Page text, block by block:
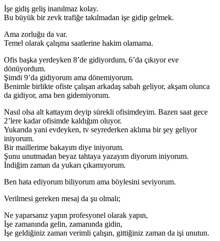
İşe gidiş geliş inanılmaz kolay.
Bu büyük bir zevk trafiğe takılmadan işe gidip gelmek.
Ama zorluğu da var.
Temel olarak çalışma saatlerine hakim olamama.
Ofis başka yerdeyken 8’de gidiyordum, 6’da çıkıyor eve
dönüyordum.
Şimdi 9’da gidiyorum ama dönemiyorum.
Benimle birlikte ofiste çalışan arkadaş sabah geliyor, akşam olunca
da gidiyor, ama ben gidemiyorum.
Nasıl olsa alt kattayım deyip sürekli ofisimdeyim. Bazen saat gece
2’lere kadar ofisimde kaldığım oluyor.
Yukarıda yani evdeyken, tv seyrederken aklıma bir şey geliyor
iniyorum.
Bir maillerime bakayım diye iniyorum.
Şunu unutmadan beyaz tahtaya yazayım diyorum iniyorum.
İndiğim zaman da yukarı çıkamıyorum.
Ben hata ediyorum biliyorum ama böylesini seviyorum.
Verilmesi gereken mesaj da şu olmalı;
Ne yaparsanız yapın profesyonel olarak yapın,
İşe zamanında gelin, zamanında gidin,
İşe geldiğiniz zaman verimli çalışın, gittiğiniz zaman da işi unutun.